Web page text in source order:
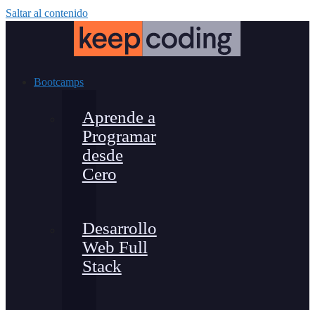
Saltar al contenido
Bootcamps
Aprende a
Programar
desde
Cero
Desarrollo
Web Full
Stack